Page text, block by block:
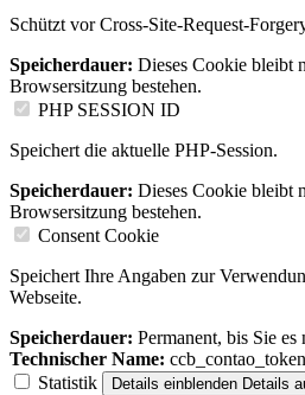
Schützt vor Cross-Site-Request-
Speicherdauer: Dieses Cookie bleibt
Browsersitzung bestehen.
PHP SESSION ID
Speichert die aktuelle PHP-Session.
Speicherdauer: Dieses Cookie bleibt
Browsersitzung bestehen.
Consent Cookie
Speichert Ihre Angaben zur
Webseite.
Speicherdauer: Permanent, bis Sie es
Technischer Name:
Statistik
Details einblenden Details